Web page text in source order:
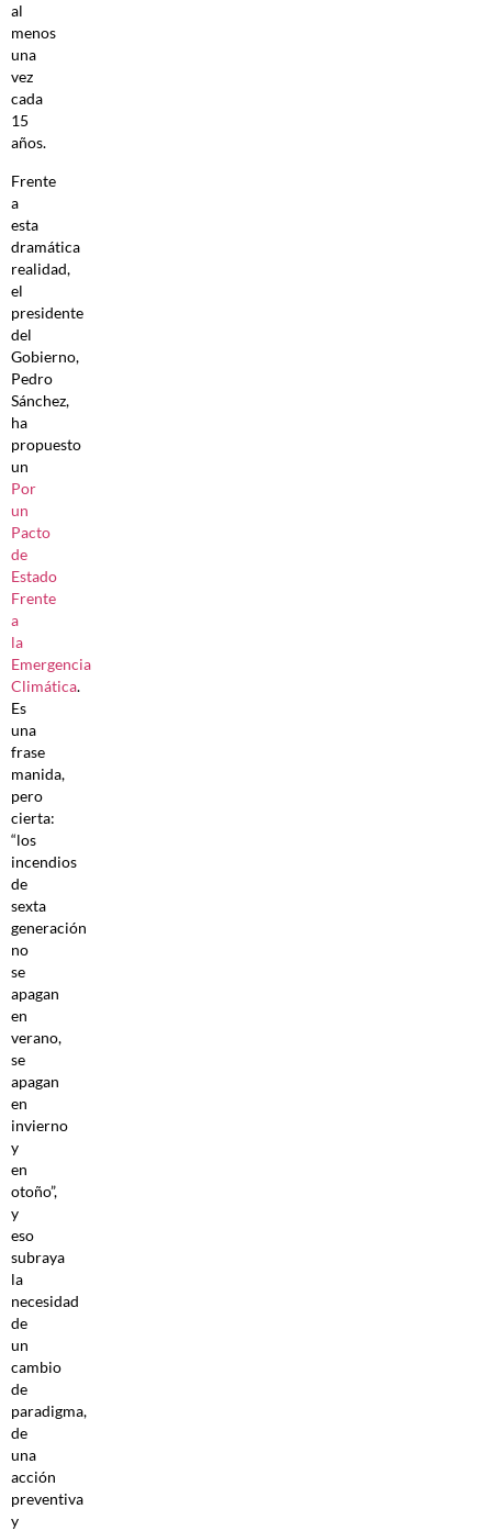
al
menos
una
vez
cada
15
años.
Frente
a
esta
dramática
realidad,
el
presidente
del
Gobierno,
Pedro
Sánchez,
ha
propuesto
un
Por
un
Pacto
de
Estado
Frente
a
la
Emergencia
Climática.
Es
una
frase
manida,
pero
cierta:
“los
incendios
de
sexta
generación
no
se
apagan
en
verano,
se
apagan
en
invierno
y
en
otoño”,
y
eso
subraya
la
necesidad
de
un
cambio
de
paradigma,
de
una
acción
preventiva
y